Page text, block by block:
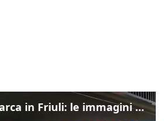
Il Barcellona sbarca in Friuli: le immagini dell'arrivo in albergo